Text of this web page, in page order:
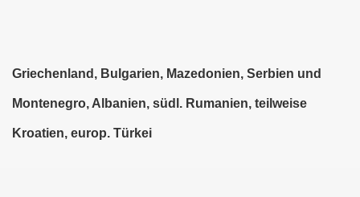
Griechenland, Bulgarien, Mazedonien, Serbien und
Montenegro, Albanien, südl. Rumanien, teilweise
Kroatien, europ. Türkei